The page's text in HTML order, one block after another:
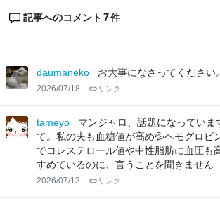
記事へのコメント 7件
daumaneko お大事になさってください。
2026/07/18 リンク
tameyo
マンジャロ、話題になっていま
て。私の夫も血糖値が高め💦ヘモグロビ
でコレステロール値や中性脂肪に血圧も
すめているのに、言うことを聞きません
2026/07/12 リンク